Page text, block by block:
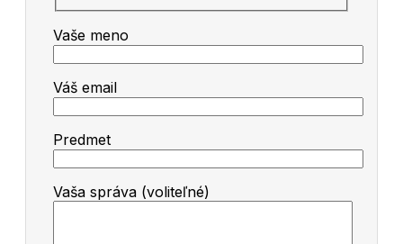
Vaše meno
Váš email
Predmet
Vaša správa (voliteľné)